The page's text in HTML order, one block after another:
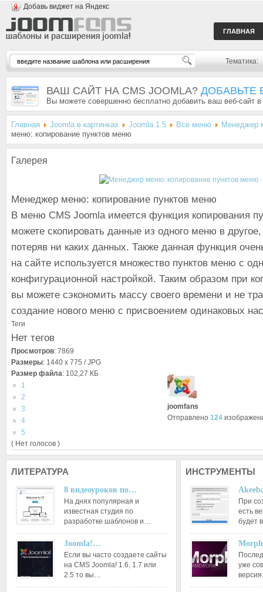
Добавь виджет на Яндекс
ГЛАВНАЯ
Тематика:
ВАШ САЙТ НА CMS JOOMLA? ДОБАВЬТЕ
Вы можете совершенно бесплатно добавить ваш веб-сайт
Главная Joomla в картинках Joomla 1.5 Все меню
Менеджер
меню: копирование пунктов меню
Галерея
Менеджер меню: копирование пунктов меню
В меню CMS Joomla имеется функция копирования
можете скопировать данные из одного меню в
потеряв ни каких данных. Также данная функция
на сайте используется множество пунктов меню с
конфигурационной настройкой. Таким образом при
вы можете сэкономить массу своего времени и не
создание нового меню с присвоением одинаковых
Теги
Нет тегов
Просмотров: 7869
Размеры: 1440 x 775 / JPG
Размер файла: 102,27 КБ
1
2
3
4
5
( Нет голосов )
joomfans
Отправлено 124
ЛИТЕРАТУРА
8 видеоуроков по…
На днях популярная и
известная студия по
разработке шаблонов и…
Joomla!…
Если вы часто создаете сайты
на CMS Joomla! 1.6, 1.7 или
2.5 то вы…
ИНСТРУМЕНТЫ
При
есть
будет
уже